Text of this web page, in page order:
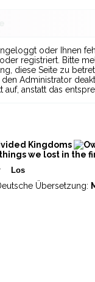
oder Ihnen
registriert. Bitte
diese Seite zu
Administrator
auf, anstatt das
things we lost in the
Übersetzung: